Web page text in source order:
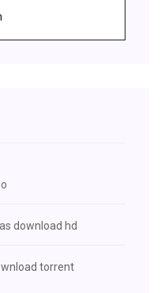
download hd
torrent